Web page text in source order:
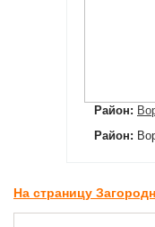
Район:
Район:
На страницу